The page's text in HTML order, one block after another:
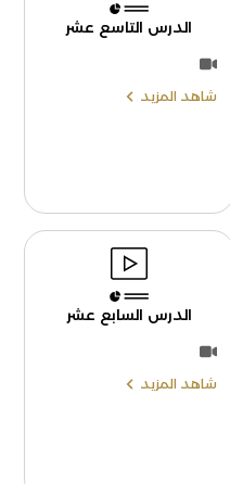
الدرس التاسع عشر
شاهد المزيد
الدرس السابع عشر
شاهد المزيد